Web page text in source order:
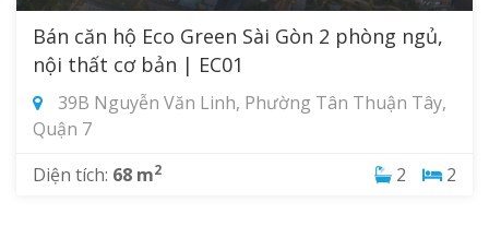
PLAZA
Bán căn hộ Eco Green Sài Gòn 2 phòng ngủ,
nội thất cơ bản | EC01
39B Nguyễn Văn Linh, Phường Tân Thuận Tây,
Quận 7
Diện tích: 68 m2 2
2